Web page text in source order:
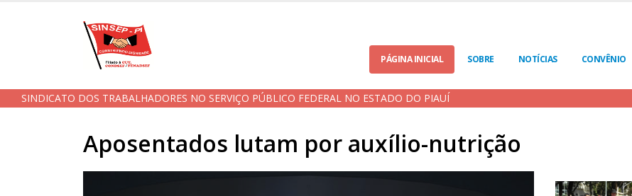
PÁGINA INICIAL SOBRE NOTÍCIAS CONVÊNIO
SINDICATO DOS TRABALHADORES NO SERVIÇO PÚBLICO FEDERAL NO ESTADO DO PIAUÍ
Aposentados lutam por auxílio-nutrição